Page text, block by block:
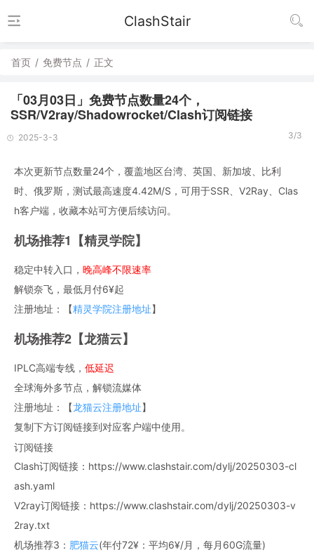
ClashStair
首页 / 免费节点 / 正文
「03月03日」免费节点数量24个，
SSR/V2ray/Shadowrocket/Clash订阅链接
2025-3-3 3/3
本次更新节点数量24个，覆盖地区台湾、英国、新加坡、比利
时、俄罗斯，测试最高速度4.42M/S，可用于SSR、V2Ray、Clas
h客户端，收藏本站可方便后续访问。
机场推荐1【精灵学院】
稳定中转入口， 晚高峰不限速率
解锁奈飞，最低月付6¥起
注册地址：【精灵学院注册地址】
机场推荐2【龙猫云】
IPLC高端专线， 低延迟
全球海外多节点，解锁流媒体
注册地址：【龙猫云注册地址】
复制下方订阅链接到对应客户端中使用。
订阅链接
Clash订阅链接：https://www.clashstair.com/dylj/20250303-cl
ash.yaml
V2ray订阅链接：https://www.clashstair.com/dylj/20250303-v
2ray.txt
机场推荐3： 肥猫云(年付72¥：平均6¥/月，每月60G流量)